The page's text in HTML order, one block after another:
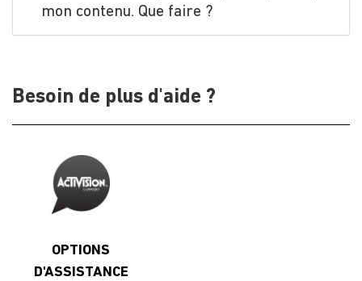
mon contenu. Que faire ?
Besoin de plus d'aide ?
OPTIONS
D'ASSISTANCE